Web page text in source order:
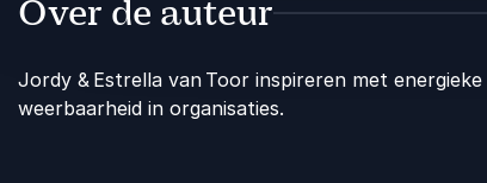
Over de auteur
Jordy & Estrella van Toor inspireren met
weerbaarheid in organisaties.